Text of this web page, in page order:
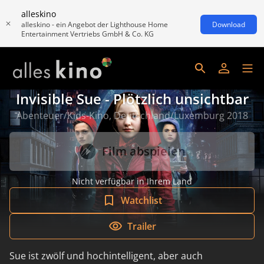
alleskino
alleskino - ein Angebot der Lighthouse Home
Entertainment Vertriebs GmbH & Co. KG
Download
Invisible Sue - Plötzlich unsichtbar
Abenteuer/Kids-Kino, Deutschland/Luxemburg 2018
Film abspielen
Nicht verfügbar in Ihrem Land
Watchlist
Trailer
Sue ist zwölf und hochintelligent, aber auch